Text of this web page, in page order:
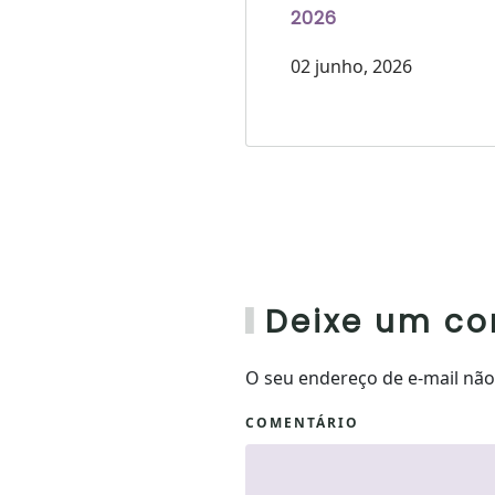
2026
02 junho, 2026
Deixe um
O seu endereço de e-mail
COMENTÁRIO